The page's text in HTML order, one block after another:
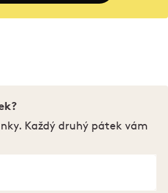
Každý druhý pátek vám